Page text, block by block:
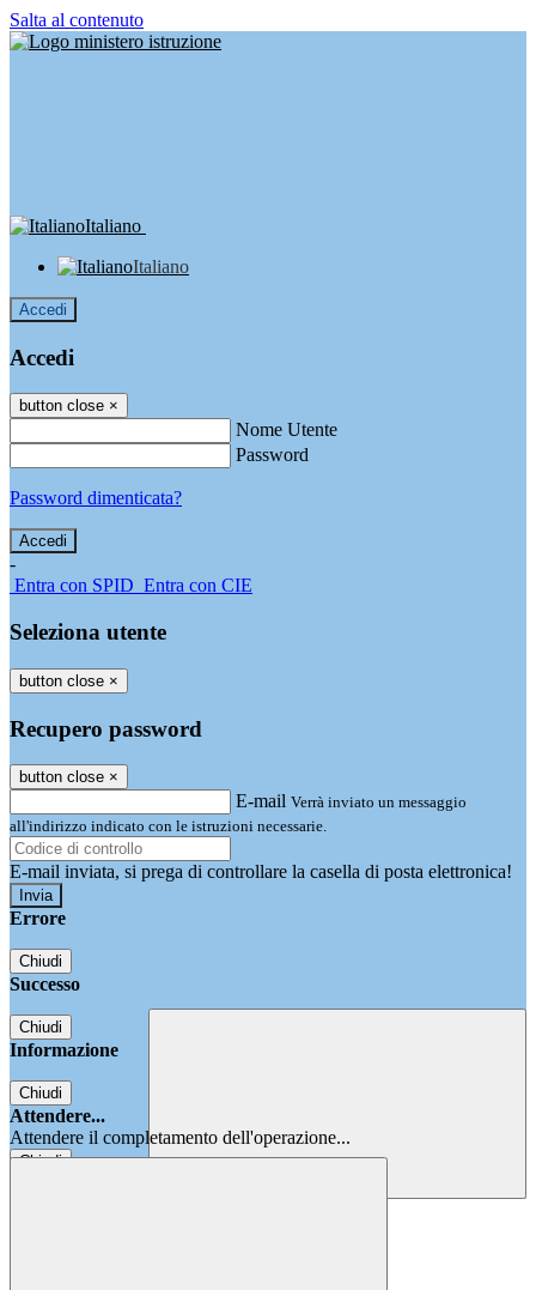
Salta al contenuto
Italiano
Italiano
Accedi
Accedi
button close ×
Nome Utente
Password
Password dimenticata?
-
Entra con SPID Entra con CIE
Seleziona utente
button close ×
Recupero password
button close ×
E-mail Verrà inviato un messaggio
all'indirizzo indicato con le istruzioni necessarie.
E-mail inviata, si prega di controllare la casella di posta elettronica!
Errore
Chiudi
Successo
Chiudi
Informazione
Chiudi
Attendere...
Attendere il completamento dell'operazione...
Chiudi